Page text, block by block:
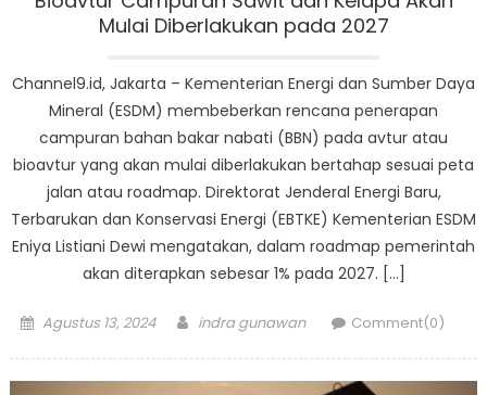
Mulai Diberlakukan pada 2027
Channel9.id, Jakarta – Kementerian Energi dan Sumber Daya
Mineral (ESDM) membeberkan rencana penerapan
campuran bahan bakar nabati (BBN) pada avtur atau
bioavtur yang akan mulai diberlakukan bertahap sesuai peta
jalan atau roadmap. Direktorat Jenderal Energi Baru,
Terbarukan dan Konservasi Energi (EBTKE) Kementerian ESDM
Eniya Listiani Dewi mengatakan, dalam roadmap pemerintah
akan diterapkan sebesar 1% pada 2027. […]
Posted
Agustus 13, 2024 Author
indra gunawan Comment(0)